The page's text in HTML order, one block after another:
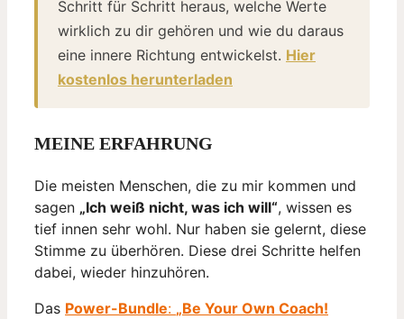
Schritt für Schritt heraus, welche Werte
wirklich zu dir gehören und wie du daraus
eine innere Richtung entwickelst. Hier
kostenlos herunterladen
MEINE ERFAHRUNG
Die meisten Menschen, die zu mir kommen und
sagen „Ich weiß nicht, was ich will“, wissen es
tief innen sehr wohl. Nur haben sie gelernt, diese
Stimme zu überhören. Diese drei Schritte helfen
dabei, wieder hinzuhören.
Das Power-Bundle: „Be Your Own Coach!